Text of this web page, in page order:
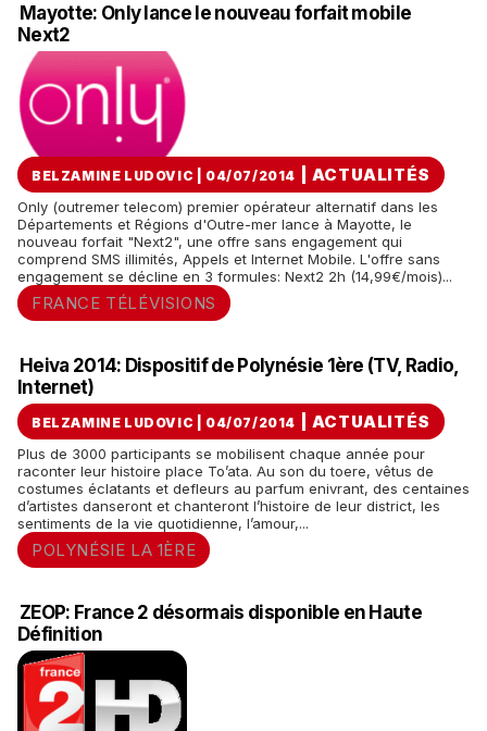
Mayotte: Only lance le nouveau forfait mobile
Next2
BELZAMINE LUDOVIC | 04/07/2014 ACTUALITÉS
Only (outremer telecom) premier opérateur alternatif dans les
Départements et Régions d'Outre-mer lance à Mayotte, le
nouveau forfait "Next2", une offre sans engagement qui
comprend SMS illimités, Appels et Internet Mobile. L'offre sans
engagement se décline en 3 formules: Next2 2h (14,99€/mois)...
FRANCE TÉLÉVISIONS
Heiva 2014: Dispositif de Polynésie 1ère (TV, Radio,
Internet)
BELZAMINE LUDOVIC | 04/07/2014 ACTUALITÉS
Plus de 3000 participants se mobilisent chaque année pour
raconter leur histoire place To’ata. Au son du toere, vêtus de
costumes éclatants et defleurs au parfum enivrant, des centaines
d’artistes danseront et chanteront l’histoire de leur district, les
sentiments de la vie quotidienne, l’amour,...
POLYNÉSIE LA 1ÈRE
ZEOP: France 2 désormais disponible en Haute
Définition